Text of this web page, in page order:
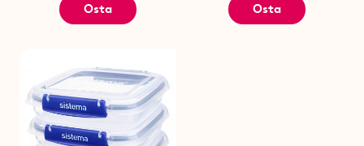
Osta Osta